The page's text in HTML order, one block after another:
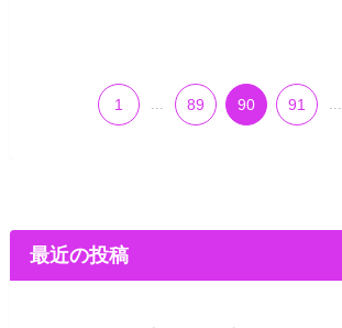
1 ... 89 90 91 ...
最近の投稿